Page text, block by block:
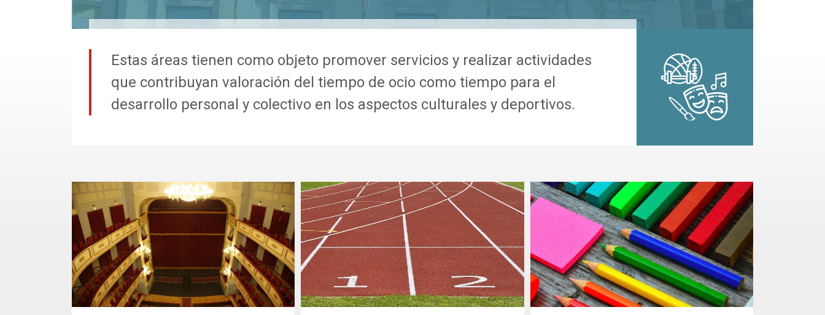
Estas áreas tienen como objeto promover servicios y realizar actividades
que contribuyan valoración del tiempo de ocio como tiempo para el
desarrollo personal y colectivo en los aspectos culturales y deportivos.